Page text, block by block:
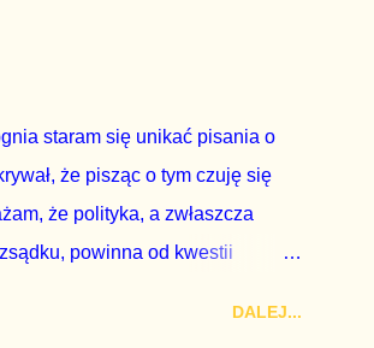
Jeśli w siedzibie PiS
każdego przyzwoitego
takie referendum zbojkotować. W
staram się unikać pisania o
że pisząc o tym czuję się
że polityka, a zwłaszcza
powinna od kwestii
DALEJ...